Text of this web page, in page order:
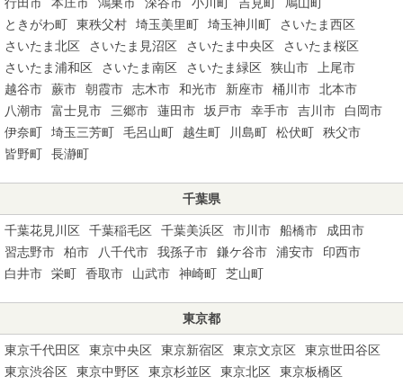
ときがわ町
東秩父村 埼玉美里町 埼玉神川町
さいたま西区
さいたま北区
さいたま見沼区 さいたま中央区
さいたま桜区
さいたま浦和区
さいたま南区 さいたま緑区 狭山市
上尾市
越谷市
蕨市 朝霞市 志木市 和光市 新座市 桶川市
北本市
八潮市
富士見市 三郷市 蓮田市 坂戸市 幸手市 吉川市
白岡市
伊奈町
埼玉三芳町 毛呂山町 越生町 川島町 松伏町
秩父市
皆野町
長瀞町
千葉県
千葉花見川区 千葉稲毛区 千葉美浜区 市川市 船橋市
成田市
習志野市
柏市 八千代市 我孫子市 鎌ケ谷市 浦安市
印西市
白井市
栄町 香取市 山武市 神崎町 芝山町
東京都
東京千代田区 東京中央区 東京新宿区 東京文京区
東京世田谷区
東京渋谷区
東京中野区 東京杉並区 東京北区
東京板橋区